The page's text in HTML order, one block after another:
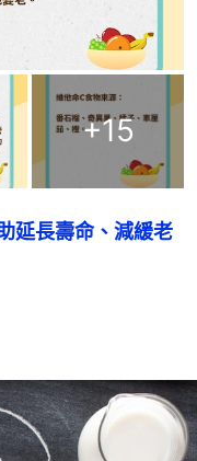
+15
延長壽命、減緩老